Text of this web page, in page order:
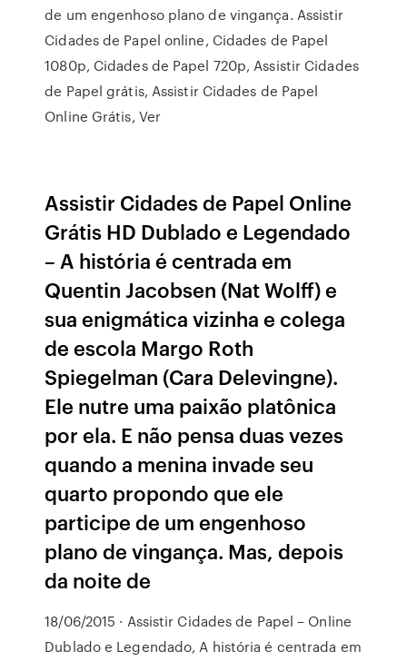
de um engenhoso plano de vingança. Assistir
Cidades de Papel online, Cidades de Papel
1080p, Cidades de Papel 720p, Assistir Cidades
de Papel grátis, Assistir Cidades de Papel
Online Grátis, Ver
Assistir Cidades de Papel Online
Grátis HD Dublado e Legendado
– A história é centrada em
Quentin Jacobsen (Nat Wolff) e
sua enigmática vizinha e colega
de escola Margo Roth
Spiegelman (Cara Delevingne).
Ele nutre uma paixão platônica
por ela. E não pensa duas vezes
quando a menina invade seu
quarto propondo que ele
participe de um engenhoso
plano de vingança. Mas, depois
da noite de
18/06/2015 · Assistir Cidades de Papel – Online
Dublado e Legendado, A história é centrada em